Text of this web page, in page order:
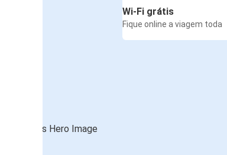
Wi-Fi grátis
Fique online a viagem toda